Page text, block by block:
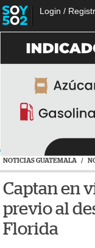
Login /
NOTICIAS GUATEMALA /
Captan en
previo al
Florida